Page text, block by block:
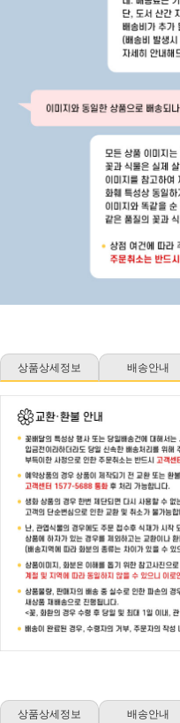
상품상세정보 배송안내
상품상세정보 배송안내